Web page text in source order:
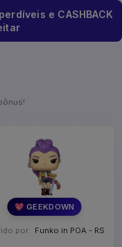
e CASHBACK
💖 GEEKDOWN
por: Funko in POA - RS